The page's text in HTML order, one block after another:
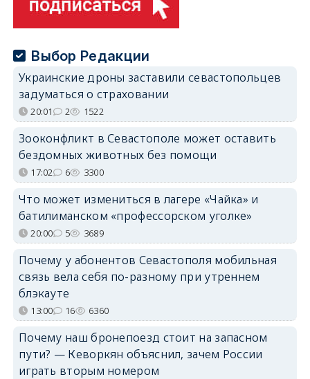
Выбор Редакции
Украинские дроны заставили севастопольцев
задуматься о страховании
20:01 2 1522
Зооконфликт в Севастополе может оставить
бездомных животных без помощи
17:02 6 3300
Что может измениться в лагере «Чайка» и
батилиманском «профессорском уголке»
20:00 5 3689
Почему у абонентов Севастополя мобильная
связь вела себя по-разному при утреннем
блэкауте
13:00 16 6360
Почему наш бронепоезд стоит на запасном
пути? — Кеворкян объяснил, зачем России
играть вторым номером